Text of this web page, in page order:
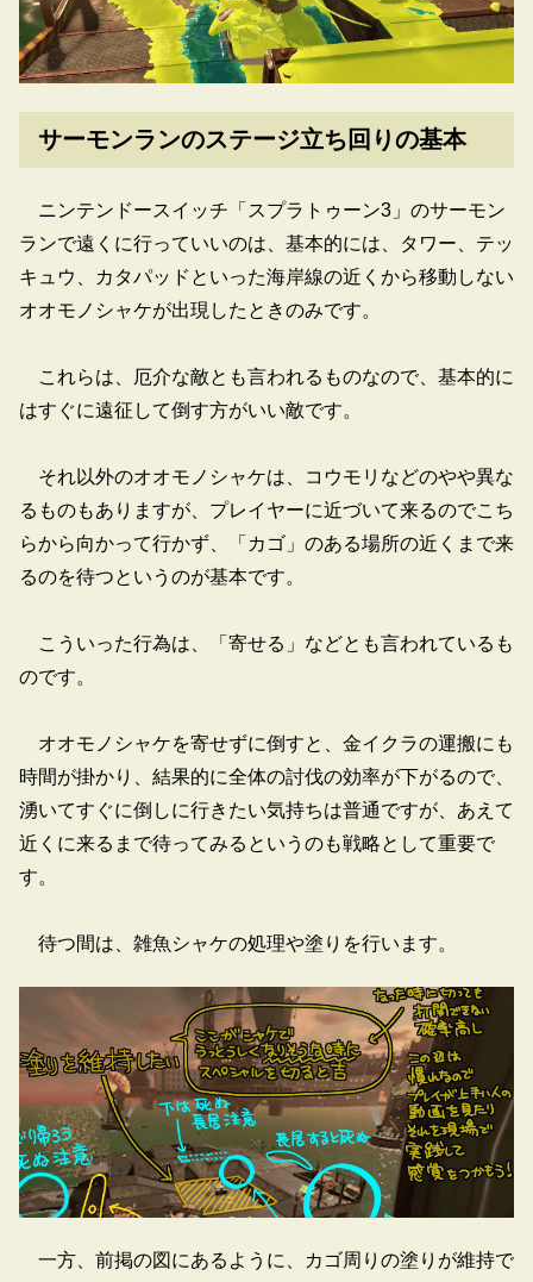
サーモンランのステージ立ち回りの基本
ニンテンドースイッチ「スプラトゥーン3」のサーモン
ランで遠くに行っていいのは、基本的には、タワー、テッ
キュウ、カタパッドといった海岸線の近くから移動しない
オオモノシャケが出現したときのみです。
これらは、厄介な敵とも言われるものなので、基本的に
はすぐに遠征して倒す方がいい敵です。
それ以外のオオモノシャケは、コウモリなどのやや異な
るものもありますが、プレイヤーに近づいて来るのでこち
らから向かって行かず、「カゴ」のある場所の近くまで来
るのを待つというのが基本です。
こういった行為は、「寄せる」などとも言われているも
のです。
オオモノシャケを寄せずに倒すと、金イクラの運搬にも
時間が掛かり、結果的に全体の討伐の効率が下がるので、
湧いてすぐに倒しに行きたい気持ちは普通ですが、あえて
近くに来るまで待ってみるというのも戦略として重要で
す。
待つ間は、雑魚シャケの処理や塗りを行います。
一方、前掲の図にあるように、カゴ周りの塗りが維持で